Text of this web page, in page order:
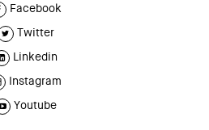
Facebook
Twitter
Linkedin
Instagram
Youtube